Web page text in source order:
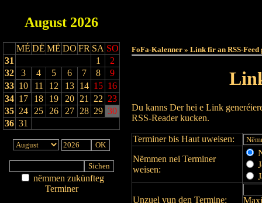
August 2026
MÉ DË MË DO FR SA SO
31
1
2
32
3 4 5 6 7 8
9
33 10 11 12 13 14 15 16
34 17 18 19 20 21 22 23
35 24 25 26 27 28 29 30
36 31
nëmmen zukünfteg
Terminer
FoFa-Kalenner » Link fir an RSS-Feed
Du kanns Der hei e Link
RSS-Reader kucken.
Terminer bis Haut uweisen:
Nëmmen nei Terminer
weisen:
Unzuel vun den Termine: